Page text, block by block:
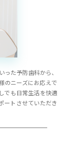
た予防歯科から、
のニーズにお応えで
でも日常生活を快適
ートさせていただき